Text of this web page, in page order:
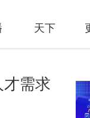
天下
需求